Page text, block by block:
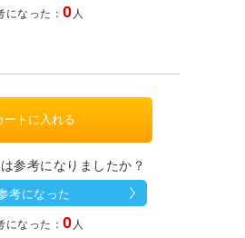
になった：0 人
参考になりましたか？
考になった
になった：0 人